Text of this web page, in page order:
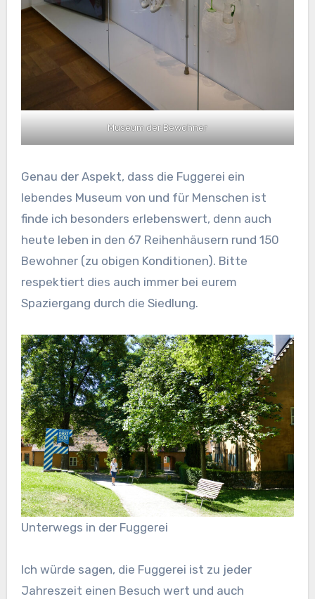
Museum der Bewohner
Genau der Aspekt, dass die Fuggerei ein
lebendes Museum von und für Menschen ist
finde ich besonders erlebenswert, denn auch
heute leben in den 67 Reihenhäusern rund 150
Bewohner (zu obigen Konditionen). Bitte
respektiert dies auch immer bei eurem
Spaziergang durch die Siedlung.
Unterwegs in der Fuggerei
Ich würde sagen, die Fuggerei ist zu jeder
Jahreszeit einen Besuch wert und auch